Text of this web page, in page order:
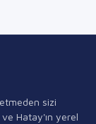
sizi
ve Hatay'ın yerel